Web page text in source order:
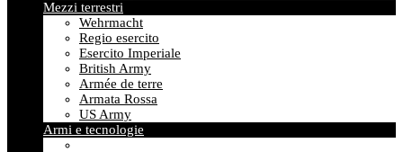
Mezzi terrestri
Wehrmacht
Regio esercito
Esercito Imperiale
British Army
Armée de terre
Armata Rossa
US Army
Armi e tecnologie